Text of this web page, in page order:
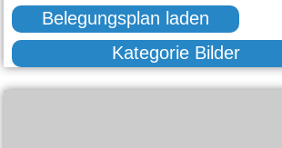
Belegungsplan laden
Kategorie Bilder